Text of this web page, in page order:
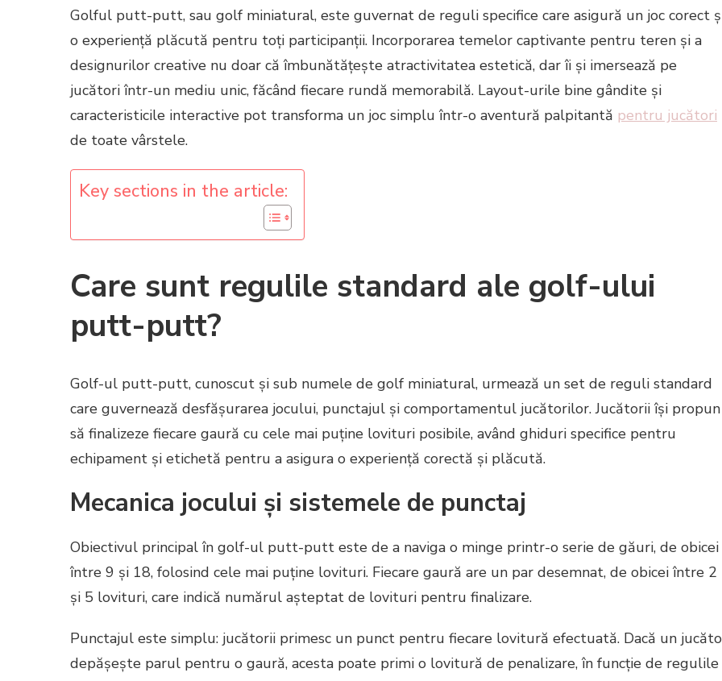
Golful putt-putt, sau golf miniatural, este guvernat de reguli specifice care asigură un joc corect
o experiență plăcută pentru toți participanții. Incorporarea temelor captivante pentru teren și a
designurilor creative nu doar că îmbunătățește atractivitatea estetică, dar îi și imersează pe
jucători într-un mediu unic, făcând fiecare rundă memorabilă. Layout-urile bine gândite și
caracteristicile interactive pot transforma un joc simplu într-o aventură palpitantă pentru jucători
de toate vârstele.
Key sections in the article:
Care sunt regulile standard ale golf-ului
putt-putt?
Golf-ul putt-putt, cunoscut și sub numele de golf miniatural, urmează un set de reguli standard
care guvernează desfășurarea jocului, punctajul și comportamentul jucătorilor. Jucătorii își propun
să finalizeze fiecare gaură cu cele mai puține lovituri posibile, având ghiduri specifice pentru
echipament și etichetă pentru a asigura o experiență corectă și plăcută.
Mecanica jocului și sistemele de punctaj
Obiectivul principal în golf-ul putt-putt este de a naviga o minge printr-o serie de găuri, de obicei
între 9 și 18, folosind cele mai puține lovituri. Fiecare gaură are un par desemnat, de obicei între 2
și 5 lovituri, care indică numărul așteptat de lovituri pentru finalizare.
Punctajul este simplu: jucătorii primesc un punct pentru fiecare lovitură efectuată. Dacă un
depășește parul pentru o gaură, acesta poate primi o lovitură de penalizare, în funcție de regulile